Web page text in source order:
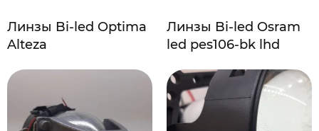
Линзы Bi-led Optima
Alteza
Линзы Bi-led Osram
led pes106-bk lhd